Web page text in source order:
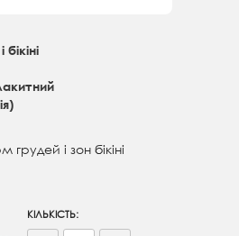
і зон бікіні
КІЛЬКІСТЬ: